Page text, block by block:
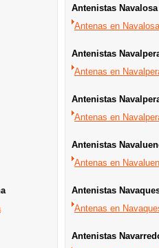
Antenistas Navalosa
Antenas en Navalosa
Antenistas
Antenas en
Antenistas
Antenas en
Antenistas
Antenas en
Antenistas
Antenas en
Antenistas